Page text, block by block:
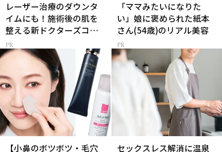
レーザー治療のダウンタ
イムにも！施術後の肌を
整える新ドクターズコス
メ
「ママみたいになりた
い」娘に褒められた紙本
さん(54歳)のリアル美容
【小鼻のボツボツ・毛穴
セックスレス解消に温泉